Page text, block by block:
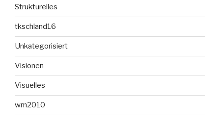
Strukturelles
tkschland16
Unkategorisiert
Visionen
Visuelles
wm2010